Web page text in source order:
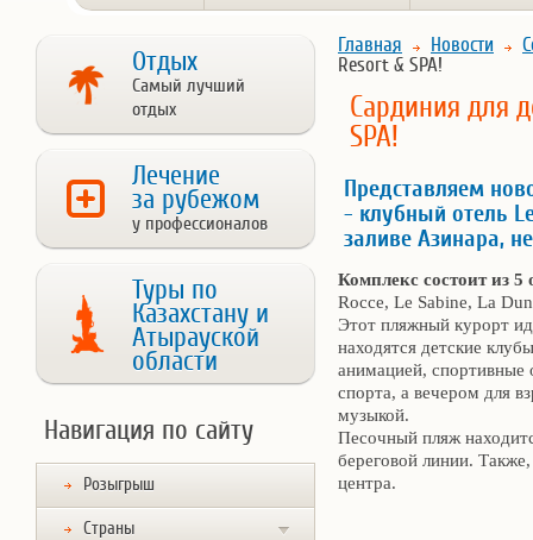
Отдых
Самый лучший
отдых
Лечение
за рубежом
у профессионалов
Туры по
Казахстану и
Атырауской
области
Навигация по сайту
Розыгрыш
Страны
Главная Новости
Resort & SPA!
Сардиния для
SPA!
Представляем
- клубный отель
заливе Азинара,
Комплекс состоит из
Rocce, Le Sabine, La
Этот пляжный курорт
находятся детские
анимацией,
спорта, а вечером для
музыкой.
Песочный пляж
береговой линии. Также,
центра.